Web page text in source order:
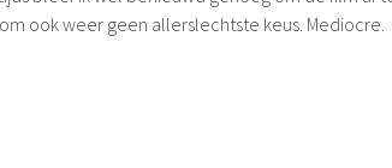
ook weer geen allerslechtste keus. Mediocre.